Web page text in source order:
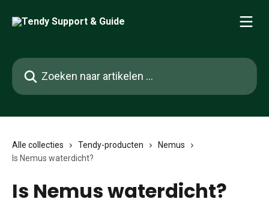
Zoeken naar artikelen ...
Alle collecties Tendy-producten
Nemus
Is Nemus waterdicht?
Is Nemus waterdicht?